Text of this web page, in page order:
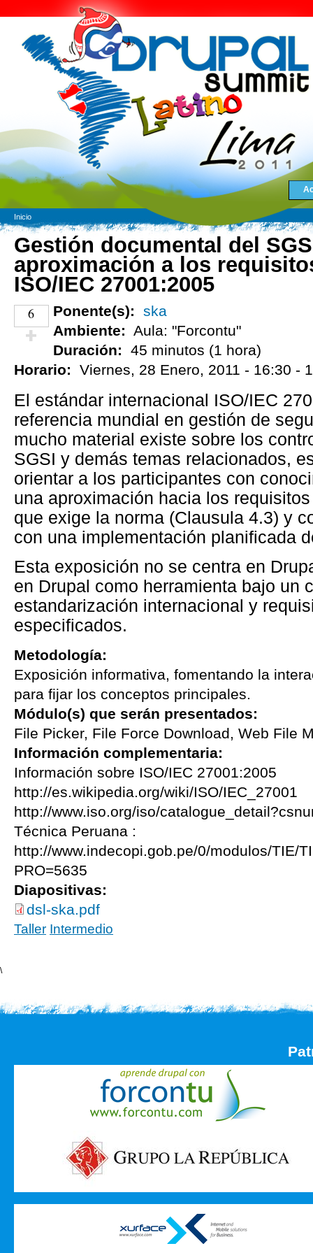
Inicio
Gestión documental del
aproximación a los
ISO/IEC 27001:2005
6
¡Vota positivo!
Ponente(s):
ska
Ambiente: Aula: "Forcontu"
Duración:
45 minutos (1 hora)
Horario:
Viernes, 28 Enero, 2011 - 16:30 -
El estándar internacional ISO/IEC
referencia mundial en gestión de
mucho material existe sobre los
SGSI y demás temas relacionados,
orientar a los participantes con
una aproximación hacia los
que exige la norma (Clausula 4.3) y
con una implementación planificada
Esta exposición no se centra en
en Drupal como herramienta bajo un
estandarización internacional y
especificados.
Metodología:
Exposición informativa, fomentando la
para fijar los conceptos principales.
Módulo(s) que serán presentados:
File Picker, File Force Download, Web File
Información complementaria:
Información sobre ISO/IEC 27001:2005
http://es.wikipedia.org/wiki/ISO/IEC_27001
http://www.iso.org/iso/
Técnica Peruana :
http://www.indecopi.gob.pe/0/modulos/TIE/
PRO=5635
Diapositivas:
dsl-ska.pdf
Taller Intermedio
\